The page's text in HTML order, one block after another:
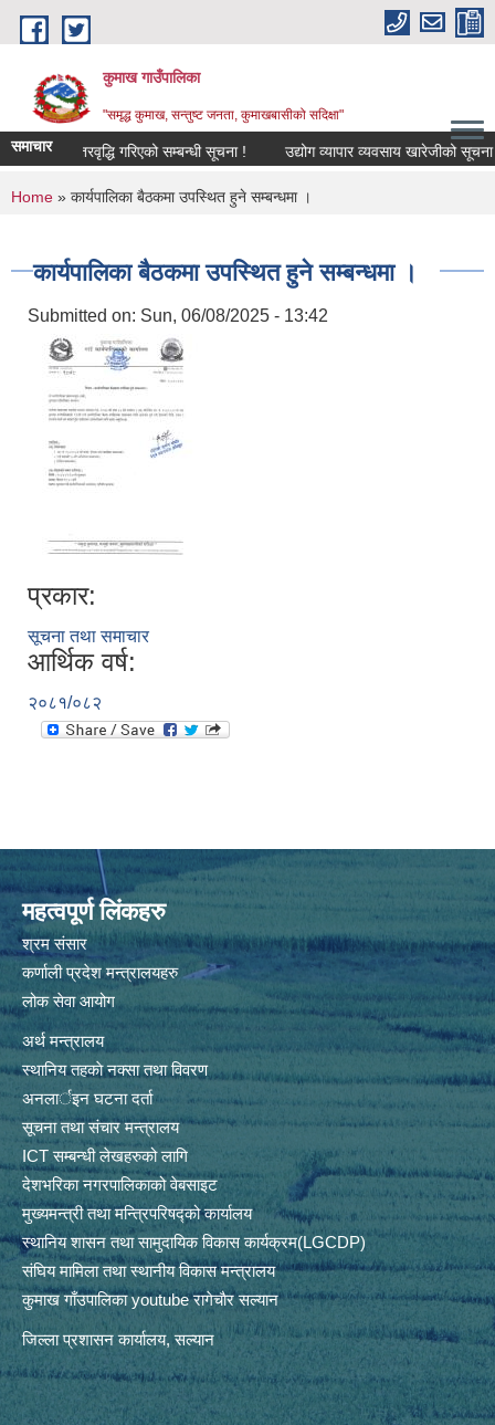
Skip to main content
कुमाख गाउँपालिका
"समृद्ध कुमाख, सन्तुष्ट जनता, कुमाखबासीको सदिक्षा"
समाचारस्तरवृद्धि गरिएको सम्बन्धी सूचना ! उद्योग व्यापार व्यवसाय खारेजीको सूचना !
You are here
Home » कार्यपालिका बैठकमा उपस्थित हुने सम्बन्धमा ।
कार्यपालिका बैठकमा उपस्थित हुने सम्बन्धमा ।
Submitted on: Sun, 06/08/2025 - 13:42
प्रकार:
सूचना तथा समाचार
आर्थिक वर्ष:
२०८१/०८२
महत्वपूर्ण लिंकहरु
श्रम संसार
कर्णाली प्रदेश मन्त्रालयहरु
लोक सेवा आयोग
अर्थ मन्त्रालय
स्थानिय तहकाे नक्सा तथा विवरण
अनलार्इन घटना दर्ता
सूचना तथा संचार मन्त्रालय
ICT सम्बन्धी लेखहरुको लागि
देशभरिका नगरपालिकाको वेबसाइट
मुख्यमन्त्री तथा मन्त्रिपरिषद्को कार्यालय
स्थानिय शासन तथा सामुदायिक विकास कार्यक्रम(LGCDP)
संघिय मामिला तथा स्थानीय विकास मन्त्रालय
कुमाख गाँउपालिका youtube रागेचाैर सल्यान
जिल्ला प्रशासन कार्यालय, सल्यान